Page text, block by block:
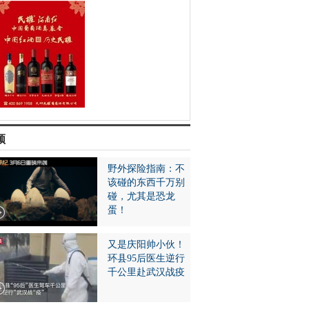
野外探险指南：不
该碰的东西千万别
碰，尤其是恐龙
蛋！
又是庆阳帅小伙！
环县95后医生逆行
千公里赴武汉战疫